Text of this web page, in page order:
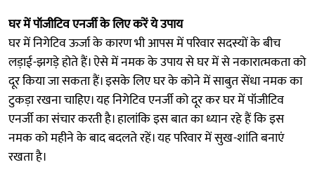
घर में पॉजीटिव एनर्जी के लिए करें ये उपाय
घर में निगेटिव ऊर्जा के कारण भी आपस में परिवार सदस्यों के बीच
लड़ाई-झगड़े होते हैं। ऐसे में नमक के उपाय से घर में से नकारात्मकता को
दूर किया जा सकता हैं। इसके लिए घर के कोने में साबुत सेंधा नमक का
टुकड़ा रखना चाहिए। यह निगेटिव एनर्जी को दूर कर घर में पॉजीटिव
एनर्जी का संचार करती है। हालांकि इस बात का ध्यान रहे हैं कि इस
नमक को महीने के बाद बदलते रहें। यह परिवार में सुख-शांति बनाएं
रखता है।